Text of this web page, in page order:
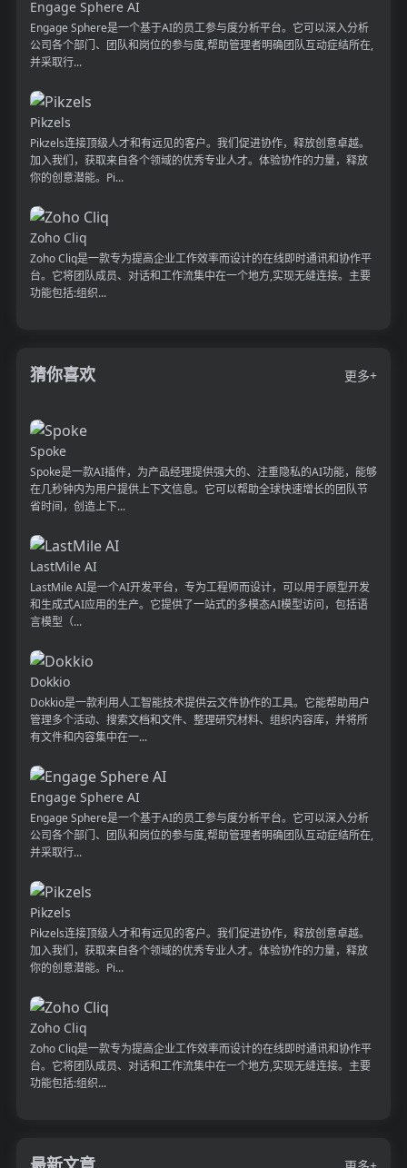
Engage Sphere AI
Engage Sphere是一个基于AI的员工参与度分析平台。它可以深入分析
公司各个部门、团队和岗位的参与度,帮助管理者明确团队互动症结所在,
并采取行...
Pikzels
Pikzels连接顶级人才和有远见的客户。我们促进协作，释放创意卓越。
加入我们，获取来自各个领域的优秀专业人才。体验协作的力量，释放
你的创意潜能。Pi...
Zoho Cliq
Zoho Cliq是一款专为提高企业工作效率而设计的在线即时通讯和协作平
台。它将团队成员、对话和工作流集中在一个地方,实现无缝连接。主要
功能包括:组织...
猜你喜欢 更多+
Spoke
Spoke是一款AI插件，为产品经理提供强大的、注重隐私的AI功能，能够
在几秒钟内为用户提供上下文信息。它可以帮助全球快速增长的团队节
省时间，创造上下...
LastMile AI
LastMile AI是一个AI开发平台，专为工程师而设计，可以用于原型开发
和生成式AI应用的生产。它提供了一站式的多模态AI模型访问，包括语
言模型（...
Dokkio
Dokkio是一款利用人工智能技术提供云文件协作的工具。它能帮助用户
管理多个活动、搜索文档和文件、整理研究材料、组织内容库，并将所
有文件和内容集中在一...
Engage Sphere AI
Engage Sphere是一个基于AI的员工参与度分析平台。它可以深入分析
公司各个部门、团队和岗位的参与度,帮助管理者明确团队互动症结所在,
并采取行...
Pikzels
Pikzels连接顶级人才和有远见的客户。我们促进协作，释放创意卓越。
加入我们，获取来自各个领域的优秀专业人才。体验协作的力量，释放
你的创意潜能。Pi...
Zoho Cliq
Zoho Cliq是一款专为提高企业工作效率而设计的在线即时通讯和协作平
台。它将团队成员、对话和工作流集中在一个地方,实现无缝连接。主要
功能包括:组织...